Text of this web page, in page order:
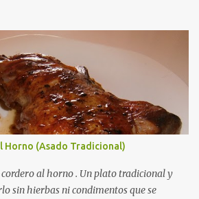
generoso de aceite de oliva.
y en ese mismo aceite sofreímos el ajo
finos. Cuando la cebolla esté
el zumo de naranja, el caldo de carne
Horno (Asado Tradicional)
al horno . Un plato tradicional y
sin hierbas ni condimentos que se